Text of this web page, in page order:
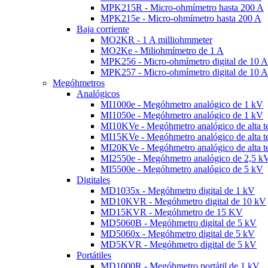
MPK215R - Micro-ohmímetro hasta 200 A
MPK215e - Micro-ohmímetro hasta 200 A
Baja corriente
MO2KR - 1 A milliohmmeter
MO2Ke - Miliohmímetro de 1 A
MPK256 - Micro-ohmímetro digital de 10 A
MPK257 - Micro-ohmímetro digital de 10 A
Megóhmetros
Analógicos
MI1000e - Megóhmetro analógico de 1 kV
MI1050e - Megóhmetro analógico de 1 kV
MI10KVe - Megóhmetro analógico de alta
MI15KVe - Megóhmetro analógico de alta
MI20KVe - Megóhmetro analógico de alta
MI2550e - Megóhmetro analógico de 2,5
MI5500e - Megóhmetro analógico de 5 kV
Digitales
MD1035x - Megóhmetro digital de 1 kV
MD10KVR - Megóhmetro digital de 10 kV
MD15KVR - Megóhmetro de 15 KV
MD5060B - Megóhmetro digital de 5 kV
MD5060x - Megóhmetro digital de 5 kV
MD5KVR - Megóhmetro digital de 5 kV
Portátiles
MD1000R - Megóhmetro portátil de 1 kV